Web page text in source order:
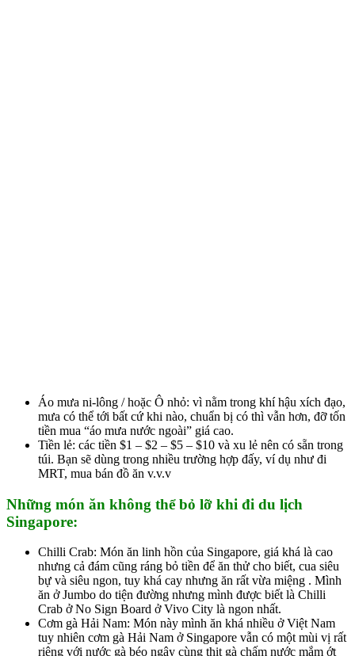
Áo mưa ni-lông / hoặc Ô nhỏ: vì nằm trong khí hậu xích đạo,
mưa có thể tới bất cứ khi nào, chuẩn bị có thì vẫn hơn, đỡ tốn
tiền mua “áo mưa nước ngoài” giá cao.
Tiền lẻ: các tiền $1 – $2 – $5 – $10 và xu lẻ nên có sẵn trong
túi. Bạn sẽ dùng trong nhiều trường hợp đấy, ví dụ như đi
MRT, mua bán đồ ăn v.v.v
Những món ăn không thể bỏ lỡ khi đi du lịch
Singapore:
Chilli Crab: Món ăn linh hồn của Singapore, giá khá là cao
nhưng cả đám cũng ráng bỏ tiền để ăn thử cho biết, cua siêu
bự và siêu ngon, tuy khá cay nhưng ăn rất vừa miệng . Mình
ăn ở Jumbo do tiện đường nhưng mình được biết là Chilli
Crab ở No Sign Board ở Vivo City là ngon nhất.
Cơm gà Hải Nam: Món này mình ăn khá nhiều ở Việt Nam
tuy nhiên cơm gà Hải Nam ở Singapore vẫn có một mùi vị rất
riêng với nước gà béo ngậy cùng thịt gà chấm nước mắm ớt